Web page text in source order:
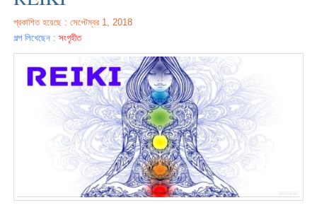
প্রকাশিত হয়েছে : সেপ্টেম্বর 1, 2018
গল্প লিখেছেন :সংগৃহীত